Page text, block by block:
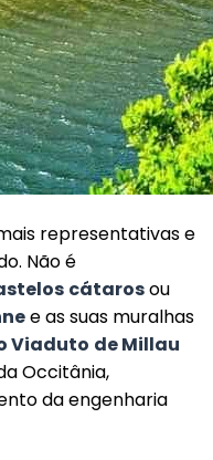
representativas e
Não é
cátarosou
e as suas muralhas
Viaduto de Millau
Occitânia,
da engenharia